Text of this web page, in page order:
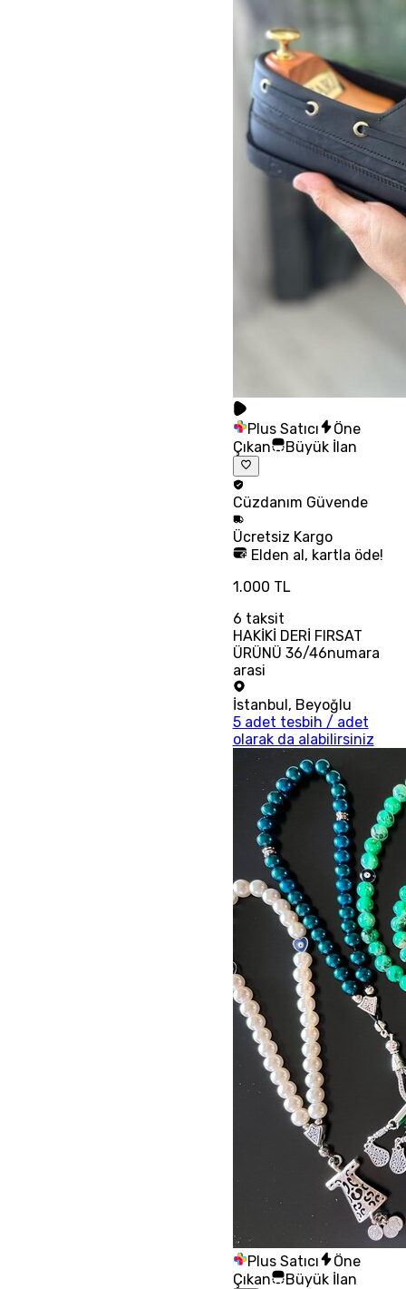
Plus Satıcı
Öne
Çıkan
Büyük İlan
Cüzdanım Güvende
Ücretsiz Kargo
Elden al, kartla öde!
1.000 TL
6 taksit
HAKİKİ DERİ FIRSAT
ÜRÜNÜ 36/46numara
arasi
İstanbul, Beyoğlu
5 adet tesbih / adet
olarak da alabilirsiniz
Plus Satıcı
Öne
Çıkan
Büyük İlan